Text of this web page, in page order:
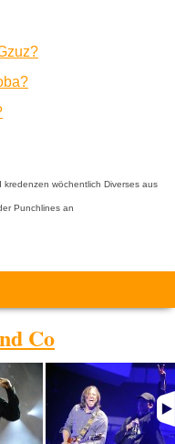
kredenzen wöchentlich Diverses aus
Punchlines an
Co